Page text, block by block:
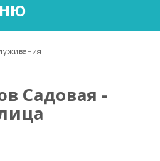
Садовая -